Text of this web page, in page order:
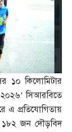
১০ কিলোমিটার
সিআরবিতে
এ প্রতিযোগিতায়
১৮২ জন দৌড়বিদ